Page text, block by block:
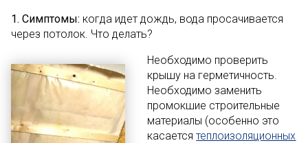
1. Симптомы: когда идет дождь, вода просачивается
через потолок. Что делать?
Необходимо проверить
крышу на герметичность.
Необходимо заменить
промокшие строительные
материалы (особенно это
касаетсятеплоизоляционных